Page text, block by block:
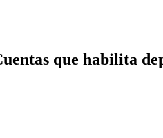
que habilita